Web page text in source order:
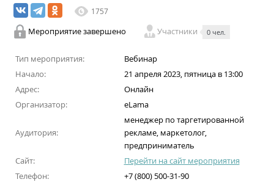
1757
Мероприятие завершено Участники 0 чел.
Тип мероприятия:
Вебинар
Начало:
21 апреля 2023, пятница в 13:00
Адрес:
Онлайн
Организатор:
eLama
Аудитория:
менеджер по таргетированной
рекламе, маркетолог,
предприниматель
Сайт:
Перейти на сайт мероприятия
Телефон:
+7 (800) 500-31-90